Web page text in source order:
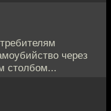
через
столбом...